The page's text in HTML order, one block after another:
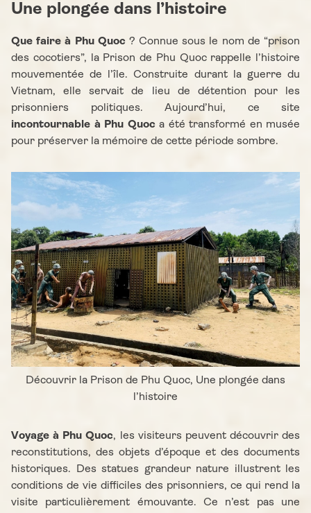
Une plongée dans l’histoire
Que faire à Phu Quoc ? Connue sous le nom de “prison
des cocotiers”, la Prison de Phu Quoc rappelle l’histoire
mouvementée de l’île. Construite durant la guerre du
Vietnam, elle servait de lieu de détention pour les
prisonniers politiques. Aujourd’hui, ce site
incontournable à Phu Quoc a été transformé en musée
pour préserver la mémoire de cette période sombre.
Découvrir la Prison de Phu Quoc, Une plongée dans
l’histoire
Voyage à Phu Quoc, les visiteurs peuvent découvrir des
reconstitutions, des objets d’époque et des documents
historiques. Des statues grandeur nature illustrent les
conditions de vie difficiles des prisonniers, ce qui rend la
visite particulièrement émouvante. Ce n’est pas une